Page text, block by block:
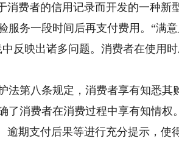
费者的信用记录而开发的一种新
服务一段时间后再支付费用。“满
反映出诸多问题。消费者在使用
第八条规定，消费者享有知悉其
了消费者在消费过程中享有知情权
逾期支付后果等进行充分提示，使